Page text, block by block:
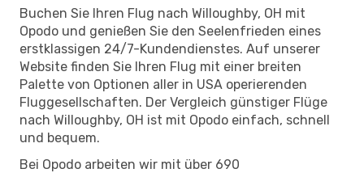
Buchen Sie Ihren Flug nach Willoughby, OH mit
Opodo und genießen Sie den Seelenfrieden eines
erstklassigen 24/7-Kundendienstes. Auf unserer
Website finden Sie Ihren Flug mit einer breiten
Palette von Optionen aller in USA operierenden
Fluggesellschaften. Der Vergleich günstiger Flüge
nach Willoughby, OH ist mit Opodo einfach, schnell
und bequem.
Bei Opodo arbeiten wir mit über 690